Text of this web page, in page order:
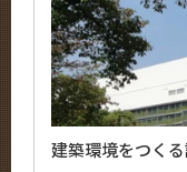
建築環境をつく